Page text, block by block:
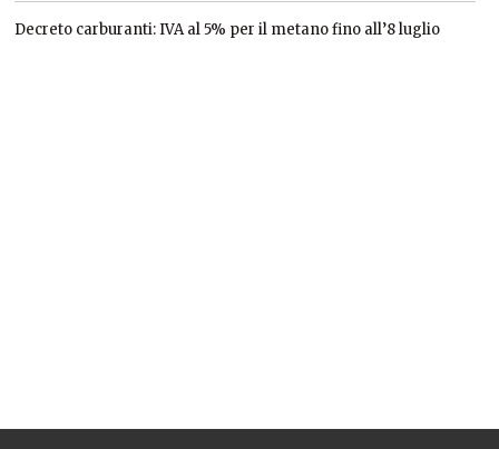
Decreto carburanti: IVA al 5% per il metano fino all’8 luglio